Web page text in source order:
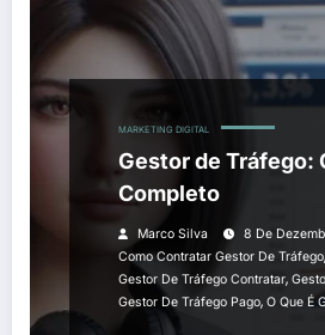
MARKETING DIGITAL
Gestor de Tráfego:
Completo
Marco Silva
8 De
Como Contratar Gestor De Tráfego,
Gestor De Tráfego Contratar,
Gestor De Tráfego Pago, O Que É